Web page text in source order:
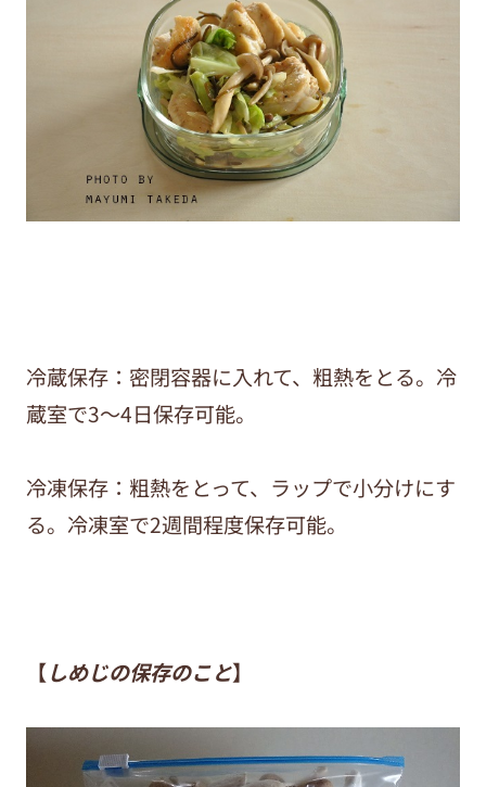
冷蔵保存：密閉容器に入れて、粗熱をとる。冷
蔵室で3～4日保存可能。
冷凍保存：粗熱をとって、ラップで小分けにす
る。冷凍室で2週間程度保存可能。
【しめじの保存のこと】